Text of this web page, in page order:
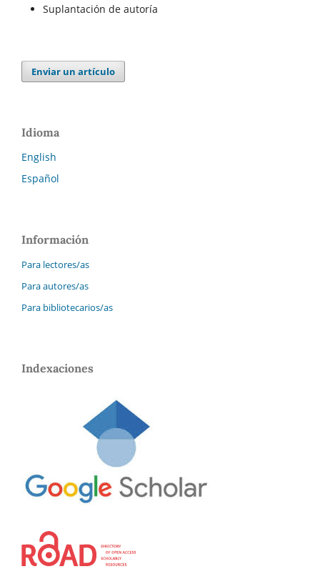
Suplantación de autoría
Enviar un artículo
Idioma
English
Español
Información
Para lectores/as
Para autores/as
Para bibliotecarios/as
Indexaciones